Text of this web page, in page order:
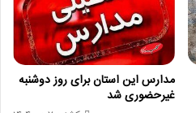
مدارس این استان برای روز دوشنبه
غیرحضوری شد